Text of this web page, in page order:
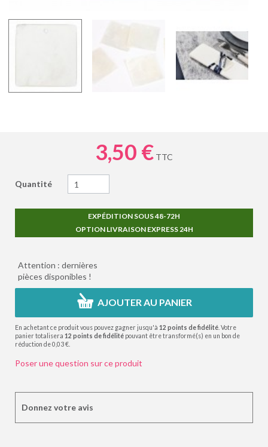
3,50 € TTC
Quantité
EXPÉDITION SOUS 48-72H
OPTION LIVRAISON EXPRESS 24H
Attention : dernières
pièces disponibles !
AJOUTER AU PANIER
En achetant ce produit vous pouvez gagner jusqu'à 12 points de fidélité . Votre
panier totalisera 12 points de fidélité pouvant être transformé(s) en un bon de
réduction de0,03 €
Poser une question sur ce produit
Donnez votre avis